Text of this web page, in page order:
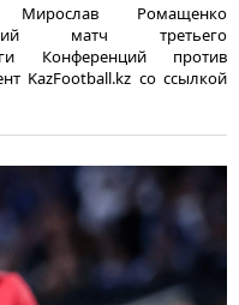
Ромащенко
матч третьего
Конференций против
KazFootball.kz со ссылкой